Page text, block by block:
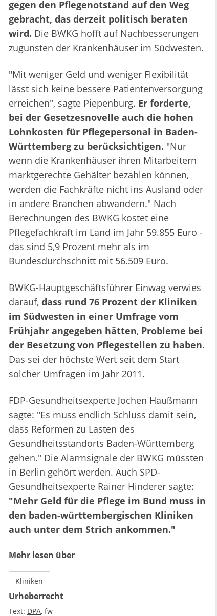
gegen den Pflegenotstand auf den Weg
gebracht, das derzeit politisch beraten
wird. Die BWKG hofft auf Nachbesserungen
zugunsten der Krankenhäuser im Südwesten.
"Mit weniger Geld und weniger Flexibilität
lässt sich keine bessere Patientenversorgung
erreichen", sagte Piepenburg. Er forderte,
bei der Gesetzesnovelle auch die hohen
Lohnkosten für Pflegepersonal in Baden-
Württemberg zu berücksichtigen. "Nur
wenn die Krankenhäuser ihren Mitarbeitern
marktgerechte Gehälter bezahlen können,
werden die Fachkräfte nicht ins Ausland oder
in andere Branchen abwandern." Nach
Berechnungen des BWKG kostet eine
Pflegefachkraft im Land im Jahr 59.855 Euro -
das sind 5,9 Prozent mehr als im
Bundesdurchschnitt mit 56.509 Euro.
BWKG-Hauptgeschäftsführer Einwag verwies
darauf, dass rund 76 Prozent der Kliniken
im Südwesten in einer Umfrage vom
Frühjahr angegeben hätten, Probleme bei
der Besetzung von Pflegestellen zu haben.
Das sei der höchste Wert seit dem Start
solcher Umfragen im Jahr 2011.
FDP-Gesundheitsexperte Jochen Haußmann
sagte: "Es muss endlich Schluss damit sein,
dass Reformen zu Lasten des
Gesundheitsstandorts Baden-Württemberg
gehen." Die Alarmsignale der BWKG müssten
in Berlin gehört werden. Auch SPD-
Gesundheitsexperte Rainer Hinderer sagte:
"Mehr Geld für die Pflege im Bund muss in
den baden-württembergischen Kliniken
auch unter dem Strich ankommen."
Mehr lesen über
Kliniken
Urheberrecht
Text: DPA fw